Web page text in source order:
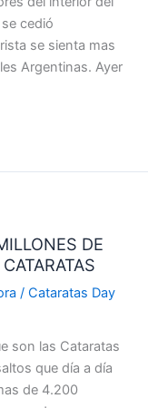
cedió
se sienta mas
Argentinas. Ayer
DE
/ Cataratas Day
son las Cataratas
que día a día
de 4.200